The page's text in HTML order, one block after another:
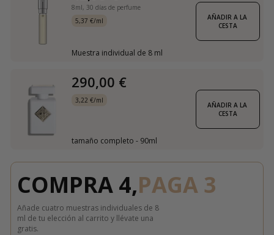
8ml, 30 días de perfume
5,37 €/ml
Muestra individual de 8 ml
AÑADIR A LA
CESTA
290,00 €
3,22 €/ml
tamaño completo - 90ml
AÑADIR A LA
CESTA
COMPRA 4,PAGA 3
Añade cuatro muestras individuales de 8
ml de tu elección al carrito y llévate una
gratis.